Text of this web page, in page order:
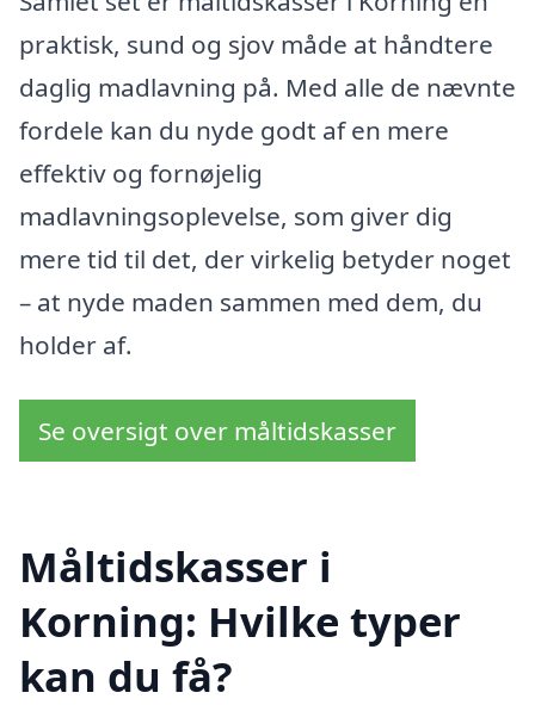
praktisk, sund og sjov måde at håndtere
daglig madlavning på. Med alle de nævnte
fordele kan du nyde godt af en mere
effektiv og fornøjelig
madlavningsoplevelse, som giver dig
mere tid til det, der virkelig betyder noget
– at nyde maden sammen med dem, du
holder af.
Se oversigt over måltidskasser
Måltidskasser i
Korning: Hvilke typer
kan du få?